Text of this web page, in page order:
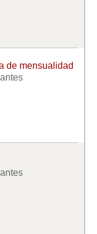
de mensualidad